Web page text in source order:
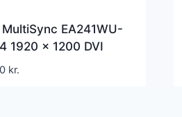
MultiSync EA241WU-
1920 x 1200 DVI
15) HDMI
kr.